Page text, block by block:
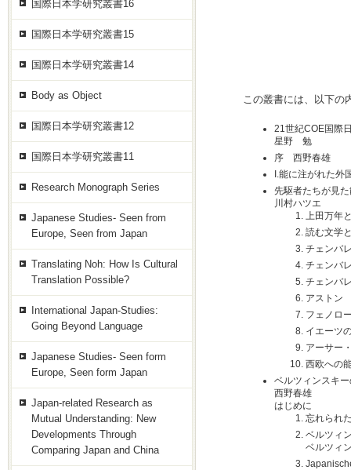
この叢書には、以下の
21世紀COE国際
星野 勉
序 西野春雄
I.能に注がれた外
先駆者たちが見
川村ハツエ
上田万年
読む文学
チェンバ
チェンバ
チェンバ
アストン
フェノロ
イエーツ
アーサー
西欧への
ベルツィンスキ
西野春雄
はじめに
忘れられ
ベルツィ
ベルツィ
国際日本学研究叢書16
国際日本学研究叢書15
国際日本学研究叢書14
Body as Object
国際日本学研究叢書12
国際日本学研究叢書11
Research Monograph Series
Japanese Studies- Seen from
Europe, Seen from Japan
Translating Noh: How Is Cultural
Translation Possible?
International Japan-Studies:
Going Beyond Language
Japanese Studies- Seen form
Europe, Seen form Japan
Japan-related Research as
Mutual Understanding: New
Developments Through
Comparing Japan and China